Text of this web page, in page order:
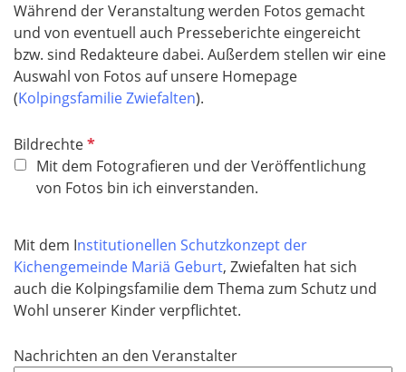
h
t
f
e
l
Während der Veranstaltung werden Fotos gemacht
und von eventuell auch Presseberichte eingereicht
bzw. sind Redakteure dabei. Außerdem stellen wir eine
Auswahl von Fotos auf unsere Homepage
(Kolpingsfamilie Zwiefalten).
BildrechteP
f
l
h
t
f
e
d
Mit dem Fotografieren und der Veröffentlichung
von Fotos bin ich einverstanden.
Mit dem Institutionellen Schutzkonzept der
Kichengemeinde Mariä Geburt, Zwiefalten hat sich
auch die Kolpingsfamilie dem Thema zum Schutz und
Wohl unserer Kinder verpflichtet.
Nachrichten an den Veranstalter